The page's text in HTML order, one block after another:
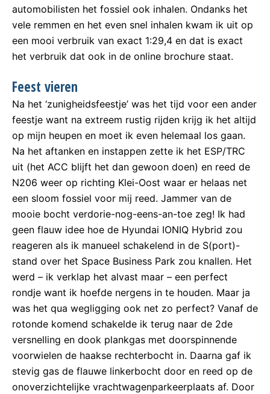
automobilisten het fossiel ook inhalen. Ondanks het
vele remmen en het even snel inhalen kwam ik uit op
een mooi verbruik van exact 1:29,4 en dat is exact
het verbruik dat ook in de online brochure staat.
Feest vieren
Na het ‘zunigheidsfeestje’ was het tijd voor een ander
feestje want na extreem rustig rijden krijg ik het altijd
op mijn heupen en moet ik even helemaal los gaan.
Na het aftanken en instappen zette ik het ESP/TRC
uit (het ACC blijft het dan gewoon doen) en reed de
N206 weer op richting Klei-Oost waar er helaas net
een sloom fossiel voor mij reed. Jammer van de
mooie bocht verdorie-nog-eens-an-toe zeg! Ik had
geen flauw idee hoe de Hyundai IONIQ Hybrid zou
reageren als ik manueel schakelend in de S(port)-
stand over het Space Business Park zou knallen. Het
werd – ik verklap het alvast maar – een perfect
rondje want ik hoefde nergens in te houden. Maar ja
was het qua wegligging ook net zo perfect? Vanaf de
rotonde komend schakelde ik terug naar de 2de
versnelling en dook plankgas met doorspinnende
voorwielen de haakse rechterbocht in. Daarna gaf ik
stevig gas de flauwe linkerbocht door en reed op de
onoverzichtelijke vrachtwagenparkeerplaats af. Door